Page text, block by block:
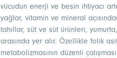
vücudun enerji ve besin ihtiyacı
yağlar, vitamin ve mineral
tahıllar, süt ve süt ürünleri,
arasında yer alır. Özellikle folik
metabolizmasının düzenli